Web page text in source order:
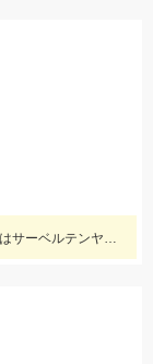
明るい内はジギングで挑戦。暗くなってからはサーベルテンヤで挑みました！！ この日は食いが渋いようでポツポツでしたが、F2～F3タチウオは結構な数がいる様子で今後に期待です！！